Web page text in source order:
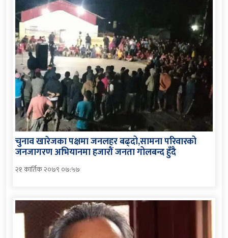
चुनाव खारेजका पक्षमा जनलहर बढ्दो,सामना परिवारको
जनजागरण अभियानमा हजारौं जनता गोलबन्द हुँदै
२१ कार्तिक २०७९ ०७:५७